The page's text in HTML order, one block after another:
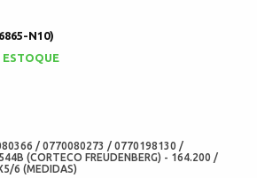
N10)
ESTOQUE
/ 0770080273 / 0770198130 /
(CORTECO FREUDENBERG) - 164.200 /
6 (MEDIDAS)